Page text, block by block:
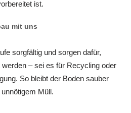
ist.
mit uns
sorgfältig und sorgen dafür,
– sei es für Recycling oder
So bleibt der Boden sauber
Müll.